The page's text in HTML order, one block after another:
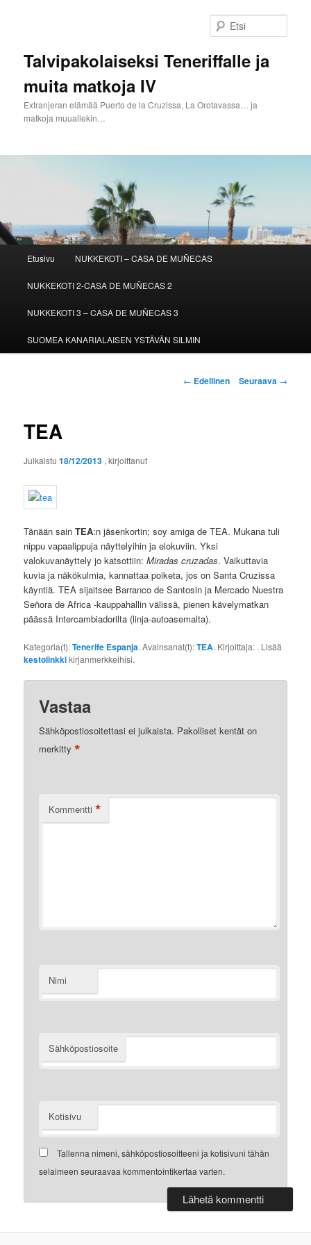
Talvipakolaiseksi Teneriffalle ja
muita matkoja IV
Extranjeran elämää Puerto de la Cruzissa, La Orotavassa… ja
matkoja muuallekin…
Etusivu NUKKEKOTI – CASA DE MUÑECAS
NUKKEKOTI 2-CASA DE MUÑECAS 2
NUKKEKOTI 3 – CASA DE MUÑECAS 3
SUOMEA KANARIALAISEN YSTÄVÄN SILMIN
Artikkelien
← Edellinen Seuraava →
TEA
Julkaistu18/12/2013 , kirjoittanut
Tänään sainTEA:n jäsenkortin; soy amiga de TEA. Mukana tuli
nippu vapaalippuja näyttelyihin ja elokuviin. Yksi
valokuvanäyttely jo katsottiin:Miradas cruzadas. Vaikuttavia
kuvia ja näkökulmia, kannattaa poiketa, jos on Santa Cruzissa
käyntiä. TEA sijaitsee Barranco de Santosin ja Mercado Nuestra
Señora de Africa -kauppahallin välissä, pienen kävelymatkan
päässä Intercambiadorilta (linja-autoasemalta).
Kategoria(t):Tenerife Espanja. Avainsanat(t):TEA. Kirjoittaja: . Lisää
kestolinkkikirjanmerkkeihisi.
Vastaa
Sähköpostiosoitettasi ei julkaista. Pakolliset kentät on
merkitty*
Kommentti *
Nimi
Sähköpostiosoite
Kotisivu
Tallenna nimeni, sähköpostiosoitteeni ja kotisivuni tähän
selaimeen seuraavaa kommentointikertaa varten.